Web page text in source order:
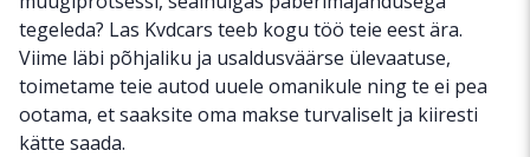
tegeleda? Las Kvdcars teeb kogu töö teie eest ära.
Viime läbi põhjaliku ja usaldusväärse ülevaatuse,
toimetame teie autod uuele omanikule ning te ei pea
ootama, et saaksite oma makse turvaliselt ja kiiresti
kätte saada.